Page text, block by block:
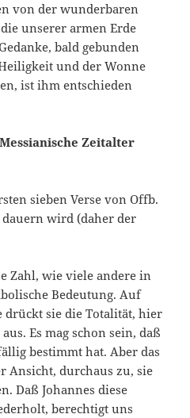
von der wunderbaren
unserer armen Erde
bald gebunden
und der Wonne
ist ihm entschieden
Zeitalter
sieben Verse von Offb.
dauern wird (daher der
Zahl, wie viele andere in
Bedeutung. Auf
drückt sie die Totalität, hier
Es mag schon sein, daß
bestimmt hat. Aber das
Ansicht, durchaus zu, sie
Daß Johannes diese
berechtigt uns